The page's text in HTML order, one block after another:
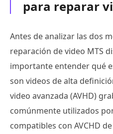
para reparar
Antes de analizar las dos
reparación de video MTS
importante entender qué
son videos de alta
video avanzada (AVHD)
comúnmente utilizados
compatibles con AVCHD